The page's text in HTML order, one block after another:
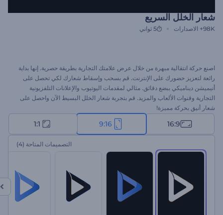
شعار الخلل السريع
98K+ الاصدارات 5 ثواني
اصنع حركة انتقالية مبهرة من خلال عرض علامتك التجارية بطريقة حصرية. إنها بداية
رائعة لتعزيز حضورك على الإنترنت. قم بسحب وإسقاط شعارك لكي تحصل على
أنيميشن ديناميكي ببضع دقائق. مثالي لمقدمات اليوتيوب والإعلانات التلفزيونية
التجارية وقنوات الألعاب والمزيد. قم بتجربة شعار الخلل البسيط الآن واحصل على
شعار أنيق بحركة مميزة!
16:9
9:16
1:1
التصميمات المتاحة (4)